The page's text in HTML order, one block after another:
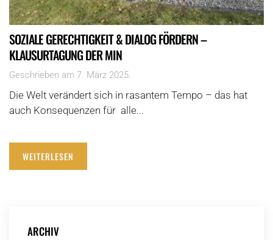
SOZIALE GERECHTIGKEIT & DIALOG FÖRDERN –
KLAUSURTAGUNG DER MIN
Geschrieben am 7. März 2025.
Die Welt verändert sich in rasantem Tempo – das hat
auch Konsequenzen für alle...
WEITERLESEN
ARCHIV